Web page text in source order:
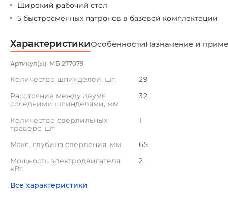
Широкий рабочий стол
5 быстросменных патронов в базовой комплектации
ХарактеристикиОсобенностиНазначение и
Артикул(ы): МБ 277079
Количество шпинделей, шт.
29
Расстояние между двумя
соседними шпинделями, мм
32
Количество сверлильных
траверс, шт
1
Макс. глубина сверления, мм
65
Мощность электродвигателя,
кВт
2
Все характеристики